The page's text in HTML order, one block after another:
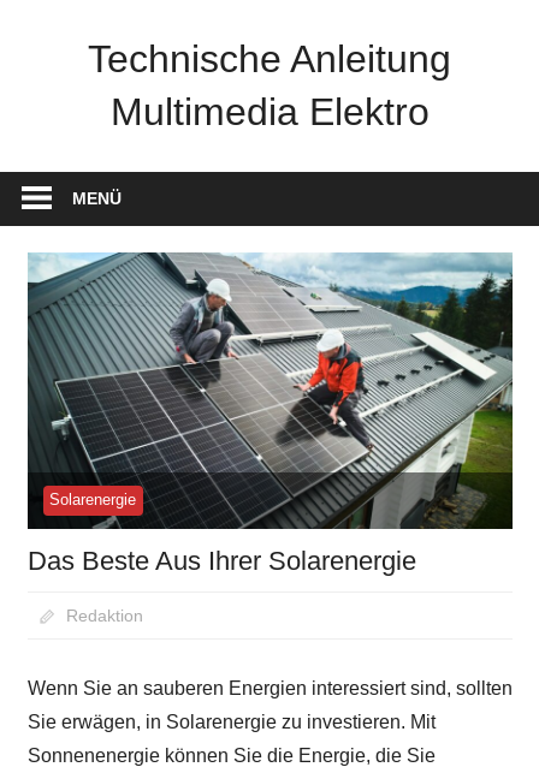
Technische Anleitung
Multimedia Elektro
MENÜ
Solarenergie
Das Beste Aus Ihrer Solarenergie
August 27, 2020
Redaktion
Wenn Sie an sauberen Energien interessiert sind, sollten
Sie erwägen, in Solarenergie zu investieren. Mit
Sonnenenergie können Sie die Energie, die Sie